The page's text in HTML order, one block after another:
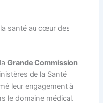
santé au cœur des
laGrande Commission
de la Santé
leur engagement à
le domaine médical.